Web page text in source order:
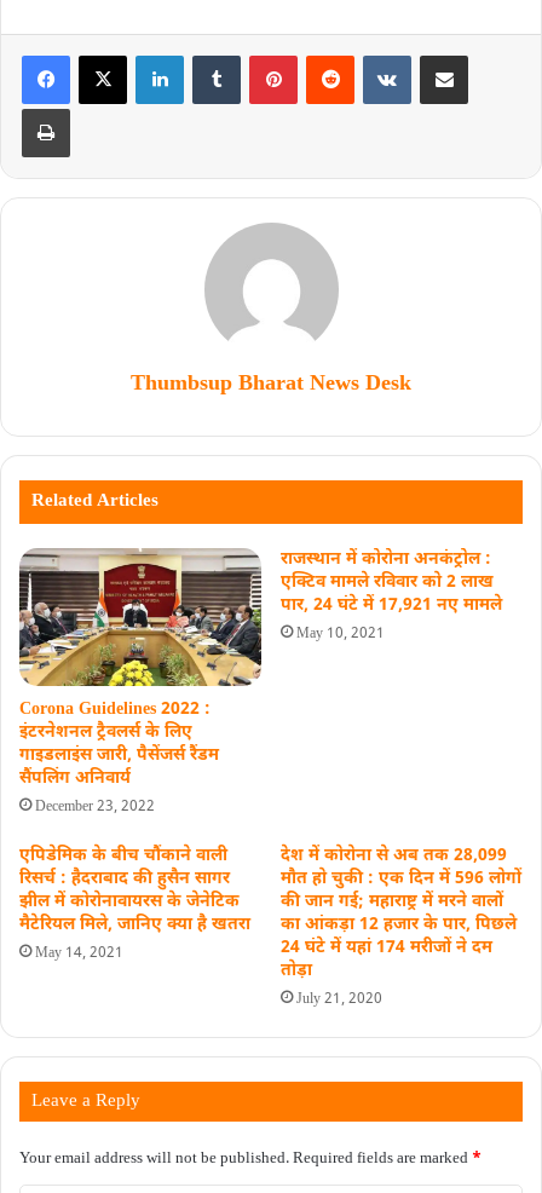
Thumbsup Bharat News Desk
Related Articles
Corona Guidelines 2022 :
इंटरनेशनल ट्रैवलर्स के लिए
गाइडलाइंस जारी, पैसेंजर्स रैंडम
सैंपलिंग अनिवार्य
December 23, 2022
राजस्थान में कोरोना अनकंट्रोल :
एक्टिव मामले रविवार को 2 लाख
पार, 24 घंटे में 17,921 नए मामले
May 10, 2021
एपिडेमिक के बीच चौंकाने वाली
रिसर्च : हैदराबाद की हुसैन सागर
झील में कोरोनावायरस के जेनेटिक
मैटेरियल मिले, जानिए क्या है खतरा
May 14, 2021
देश में कोरोना से अब तक 28,099
मौत हो चुकी : एक दिन में 596 लोगों
की जान गई; महाराष्ट्र में मरने वालों
का आंकड़ा 12 हजार के पार, पिछले
24 घंटे में यहां 174 मरीजों ने दम
तोड़ा
July 21, 2020
Leave a Reply
Your email address will not be published.Required fields are marked *